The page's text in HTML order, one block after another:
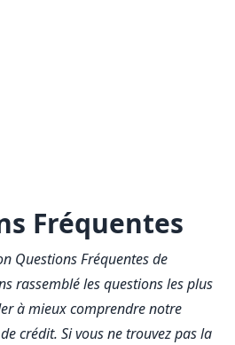
Fréquentes
Questions Fréquentes de
rassemblé les questions les plus
à mieux comprendre notre
crédit. Si vous ne trouvez pas la